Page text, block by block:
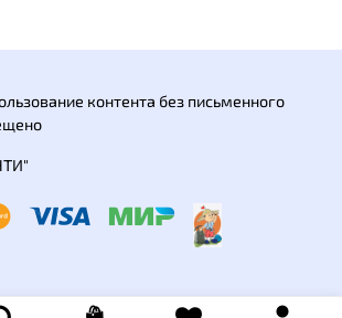
когда она горячая.
друг в друга.
контента без письменного